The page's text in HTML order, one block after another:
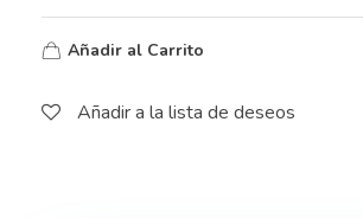
Añadir al Carrito
Añadir a la lista de deseos